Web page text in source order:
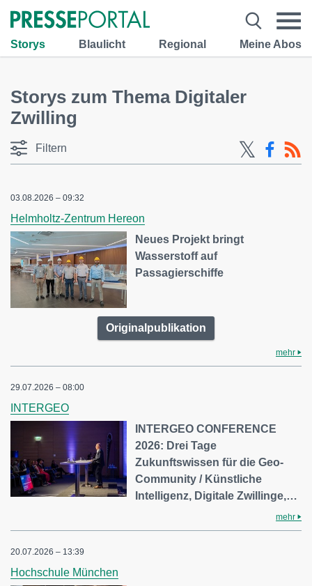
Storys Blaulicht Regional Meine Abos
Storys zum Thema Digitaler
Zwilling
Filtern
03.08.2026 – 09:32
Helmholtz-Zentrum Hereon
Neues Projekt bringt
Wasserstoff auf
Passagierschiffe
Originalpublikation
mehr
29.07.2026 – 08:00
INTERGEO
INTERGEO CONFERENCE
2026: Drei Tage
Zukunftswissen für die Geo-
Community / Künstliche
Intelligenz, Digitale Zwillinge,…
mehr
20.07.2026 – 13:39
Hochschule München